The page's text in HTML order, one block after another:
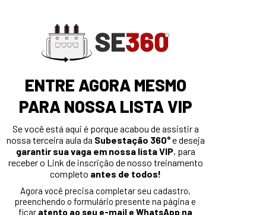
ENTRE AGORA MESMO
PARA NOSSA LISTA VIP
Se você está aqui é porque acabou de assistir a
nossa terceira aula da Subestação 360°e deseja
garantir sua vaga em nossa lista VIP, para
receber o Link de inscrição de nosso treinamento
completo antes de todos!
Agora você precisa completar seu cadastro,
preenchendo o formulário presente na página e
ficar atento ao seu e-mail e WhatsApp na